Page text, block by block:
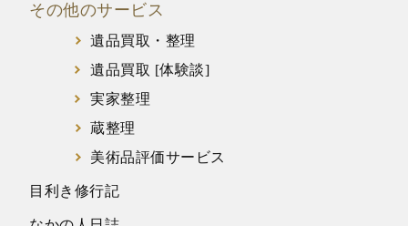
その他のサービス
遺品買取・整理
遺品買取 [体験談]
実家整理
蔵整理
美術品評価サービス
目利き修行記